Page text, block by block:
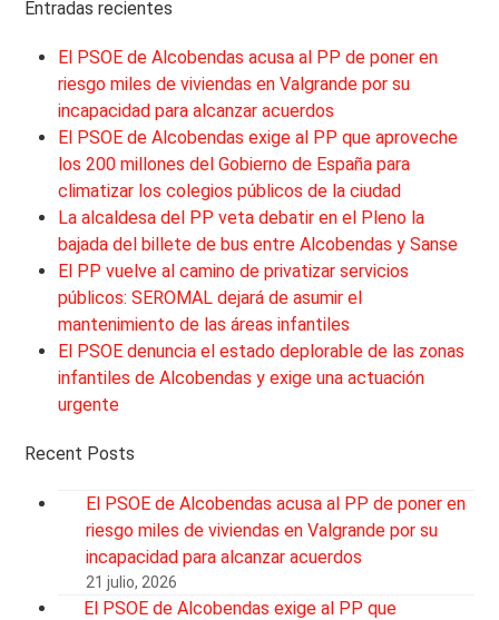
Entradas recientes
El PSOE de Alcobendas acusa al PP de poner en
riesgo miles de viviendas en Valgrande por su
incapacidad para alcanzar acuerdos
El PSOE de Alcobendas exige al PP que aproveche
los 200 millones del Gobierno de España para
climatizar los colegios públicos de la ciudad
La alcaldesa del PP veta debatir en el Pleno la
bajada del billete de bus entre Alcobendas y Sanse
El PP vuelve al camino de privatizar servicios
públicos: SEROMAL dejará de asumir el
mantenimiento de las áreas infantiles
El PSOE denuncia el estado deplorable de las zonas
infantiles de Alcobendas y exige una actuación
urgente
Recent Posts
El PSOE de Alcobendas acusa al PP de poner en
riesgo miles de viviendas en Valgrande por su
incapacidad para alcanzar acuerdos
21 julio, 2026
El PSOE de Alcobendas exige al PP que